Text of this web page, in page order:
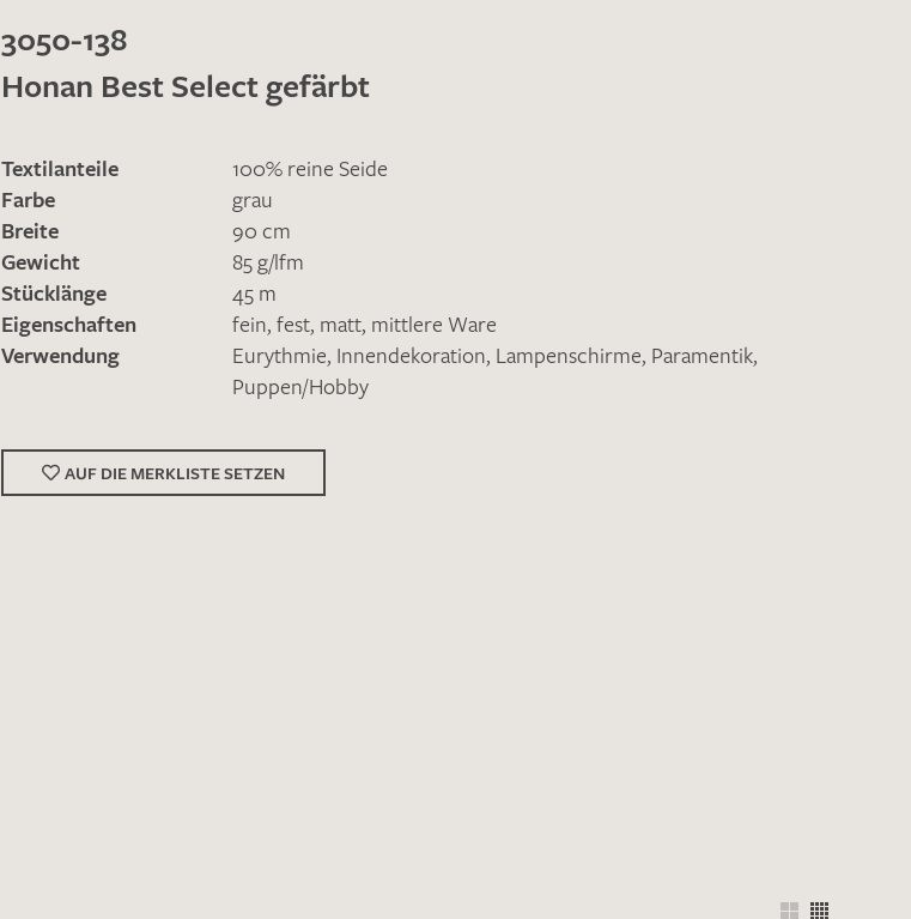
3050-138
Honan Best Select gefärbt
Textilanteile
100% reine Seide
Farbe
grau
Breite
90 cm
Gewicht
85 g/lfm
Stücklänge
45 m
Eigenschaften
fein, fest, matt, mittlere Ware
Verwendung
Eurythmie, Innendekoration, Lampenschirme, Paramentik,
Puppen/Hobby
AUF DIE MERKLISTE SETZEN